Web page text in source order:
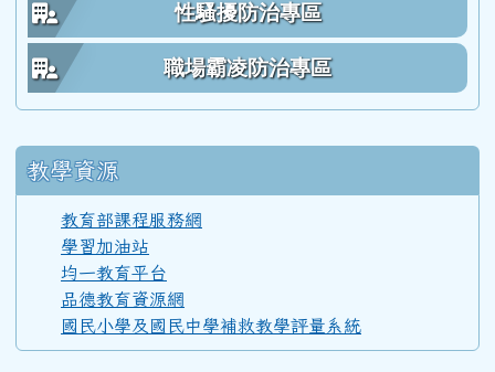
111學年度(112年6月)第53屆教師
110學年度(111年6月)第52屆教師
性騷擾防治專區
職場霸凌防治專區
教學資源
教育部課程服務網
學習加油站
均一教育平台
品德教育資源網
國民小學及國民中學補救教學評量系統